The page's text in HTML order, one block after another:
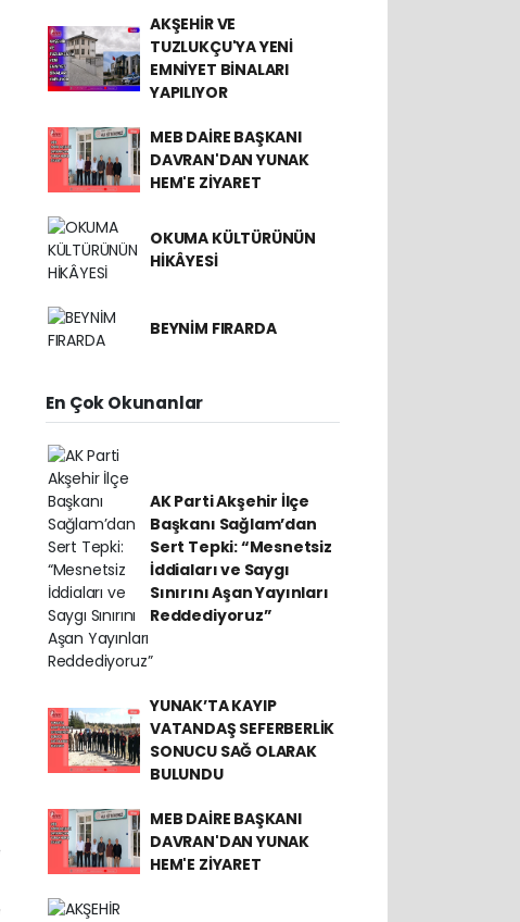
AKŞEHİR VE
TUZLUKÇU'YA YENİ
EMNİYET BİNALARI
YAPILIYOR
MEB DAİRE BAŞKANI
DAVRAN'DAN YUNAK
HEM'E ZİYARET
OKUMA KÜLTÜRÜNÜN
HİKÂYESİ
BEYNİM FIRARDA
En Çok Okunanlar
AK Parti Akşehir İlçe
Başkanı Sağlam’dan
Sert Tepki: “Mesnetsiz
İddiaları ve Saygı
Sınırını Aşan Yayınları
Reddediyoruz”
YUNAK’TA KAYIP
VATANDAŞ SEFERBERLİK
SONUCU SAĞ OLARAK
BULUNDU
MEB DAİRE BAŞKANI
DAVRAN'DAN YUNAK
HEM'E ZİYARET